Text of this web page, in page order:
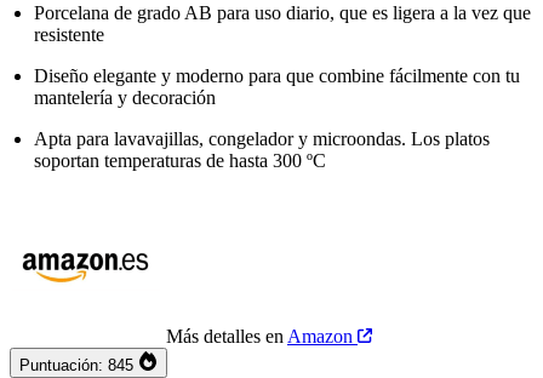
Porcelana de grado AB para uso diario, que es ligera a la vez que
resistente
Diseño elegante y moderno para que combine fácilmente con tu
mantelería y decoración
Apta para lavavajillas, congelador y microondas. Los platos
soportan temperaturas de hasta 300 ºC
Más detalles en Amazon
Puntuación: 845